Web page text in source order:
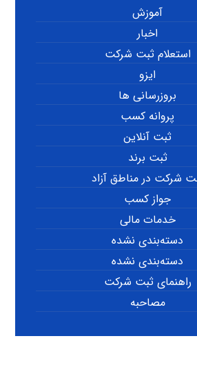
آموزش
اخبار
استعلام ثبت شرکت
ایزو
بروزرسانی ها
پروانه کسب
ثبت آنلاین
ثبت برند
شرکت در مناطق آزاد
جواز کسب
خدمات مالی
دسته‌بندی نشده
دسته‌بندی نشده
راهنمای ثبت شرکت
مصاحبه